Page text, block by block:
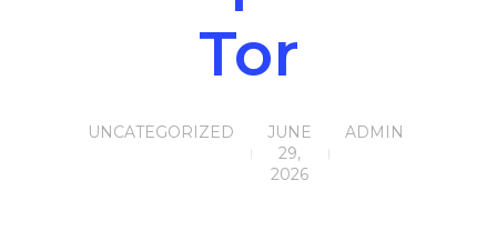
Tor
JUNE
29,
2026
ADMIN
UNCATEGORIZED